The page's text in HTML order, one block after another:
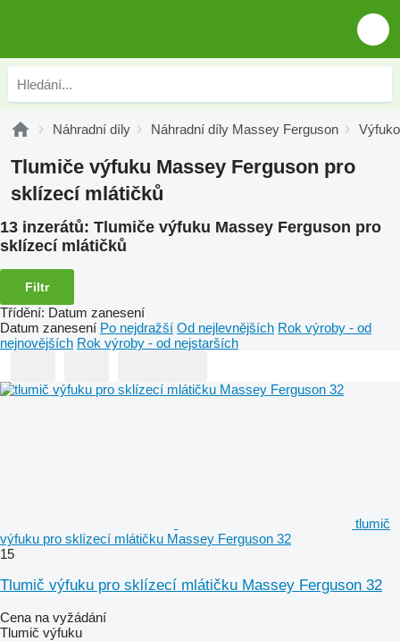
Náhradní díly Náhradní díly Massey Ferguson
Tlumiče výfuku Massey Ferguson pro
sklízecí mlátičků
13 inzerátů: Tlumiče výfuku Massey Ferguson pro
sklízecí mlátičků
Filtr
Třídění: Datum zanesení
Datum zanesení Po nejdražší Od nejlevnějších Rok výroby - od
nejnovějších Rok výroby - od nejstarších
tlumič
výfuku pro sklízecí mlátičku Massey Ferguson 32
15
Tlumič výfuku pro sklízecí mlátičku Massey Ferguson 32
Cena na vyžádání
Tlumič výfuku